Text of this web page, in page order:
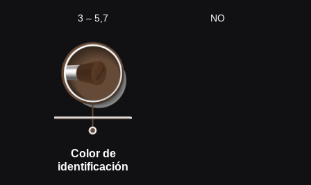
3 – 5,7 NO
Color de
identificación